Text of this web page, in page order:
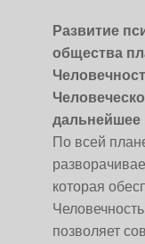
Развитие
общества
дальнейшее
По всей
которая
позволяет